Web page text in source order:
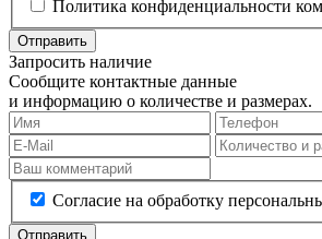
Политика конфиденциальности
Отправить
Запросить наличие
Сообщите контактные данные
и информацию о количестве и размерах.
Согласие на обработку
Отправить